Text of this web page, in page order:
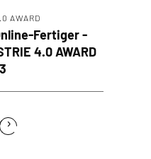
AWARD
Fertiger -
4.0 AWARD
›